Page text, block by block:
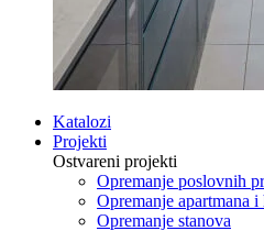
Katalozi
Projekti
Ostvareni projekti
Opremanje poslovnih
Opremanje apartmana i
Opremanje stanova